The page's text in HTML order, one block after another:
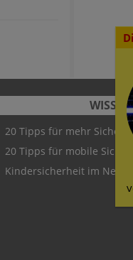
Fußball-
WLAN zur
20 Tipps für mehr
20 Tipps für mobile
Kindersicherheit im Netz